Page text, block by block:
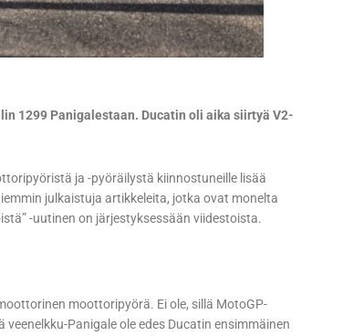
1299 Panigalestaan. Ducatin oli aika siirtyä V2-
ja -pyöräilystä kiinnostuneille lisää
julkaistuja artikkeleita, jotka ovat monelta
-uutinen on järjestyksessään viidestoista.
moottoripyörä. Ei ole, sillä MotoGP-
Panigale ole edes Ducatin ensimmäinen